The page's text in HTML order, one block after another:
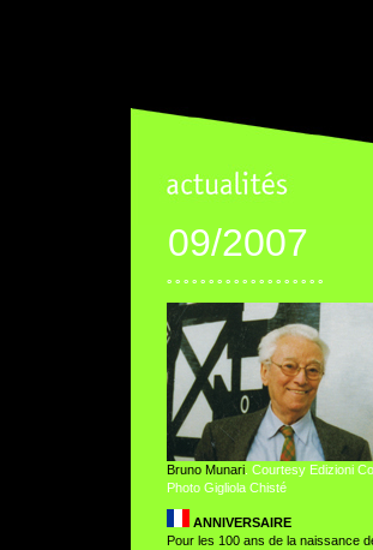
09/2007
° ° ° ° ° ° ° ° ° ° ° ° ° ° ° ° ° ° °
Bruno Munari. Courtesy Edizioni
Photo Gigliola Chisté
ANNIVERSAIRE
Pour les 100 ans de la naissance